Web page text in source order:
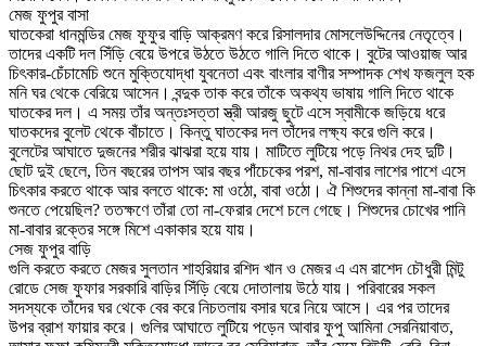
মেজ ফুপুর বাসা
ঘাতকেরা ধানমন্ডির মেজ ফুফুর বাড়ি আক্রমণ করে রিসালদার মোসলেউদ্দিনের নেতৃত্বে।
তাদের একটি দল সিঁড়ি বেয়ে উপরে উঠতে উঠতে গালি দিতে থাকে। বুটের আওয়াজ আর
চিৎকার-চেঁচামেচি শুনে মুক্তিযোদ্ধা যুবনেতা এবং বাংলার বাণীর সম্পাদক শেখ ফজলুল হক
মনি ঘর থেকে বেরিয়ে আসেন। বন্দুক তাক করে তাঁকে অকথ্য ভাষায় গালি দিতে থাকে
ঘাতকের দল। এ সময় তাঁর অন্তঃসত্তা স্ত্রী আরজু ছুটে এসে স্বামীকে জড়িয়ে ধরে
ঘাতকদের বুলেট থেকে বাঁচাতে। কিন্তু ঘাতকের দল তাঁদের লক্ষ্য করে গুলি করে।
বুলেটের আঘাতে দুজনের শরীর ঝাঝরা হয়ে যায়। মাটিতে লুটিয়ে পড়ে নিথর দেহ দুটি।
ছোট দুই ছেলে, তিন বছরের তাপস আর বছর পাঁচেকের পরশ, মা-বাবার লাশের পাশে এসে
চিৎকার করতে থাকে আর বলতে থাকে: মা ওঠো, বাবা ওঠো। ঐ শিশুদের কান্না মা-বাবা কি
শুনতে পেয়েছিল? ততক্ষণে তাঁরা তো না-ফেরার দেশে চলে গেছে। শিশুদের চোখের পানি
মা-বাবার রক্তের সঙ্গে মিশে একাকার হয়ে যায়।
সেজ ফুপুর বাড়ি
গুলি করতে করতে মেজর সুলতান শাহরিয়ার রশিদ খান ও মেজর এ এম রাশেদ চৌধুরী মিন্টু
রোডে সেজ ফুফার সরকারি বাড়ির সিঁড়ি বেয়ে দোতালায় উঠে যায়। পরিবারের সকল
সদস্যকে তাঁদের ঘর থেকে বের করে নিচতলায় বসার ঘরে নিয়ে আসে। এর পর তাদের
উপর ব্রাশ ফায়ার করে। গুলির আঘাতে লুটিয়ে পড়েন আবার ফুপু আমিনা সেরনিয়াবাত,